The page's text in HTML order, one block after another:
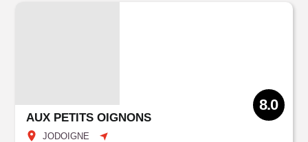
AUX PETITS OIGNONS
JODOIGNE
8.0